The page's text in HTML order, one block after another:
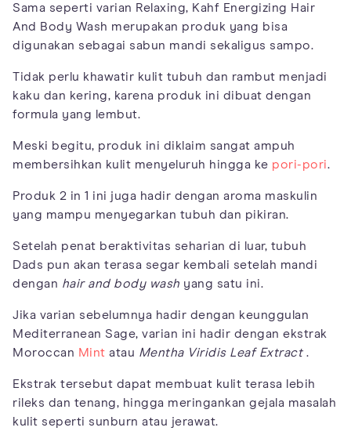
Sama seperti varian Relaxing, Kahf Energizing Hair
And Body Wash merupakan produk yang bisa
digunakan sebagai sabun mandi sekaligus sampo.
Tidak perlu khawatir kulit tubuh dan rambut menjadi
kaku dan kering, karena produk ini dibuat dengan
formula yang lembut.
Meski begitu, produk ini diklaim sangat ampuh
membersihkan kulit menyeluruh hingga ke pori-pori.
Produk 2 in 1 ini juga hadir dengan aroma maskulin
yang mampu menyegarkan tubuh dan pikiran.
Setelah penat beraktivitas seharian di luar, tubuh
Dads pun akan terasa segar kembali setelah mandi
dengan hair and body wash yang satu ini.
Jika varian sebelumnya hadir dengan keunggulan
Mediterranean Sage, varian ini hadir dengan ekstrak
Moroccan Mint atau Mentha Viridis Leaf Extract.
Ekstrak tersebut dapat membuat kulit terasa lebih
rileks dan tenang, hingga meringankan gejala masalah
kulit seperti sunburn atau jerawat.